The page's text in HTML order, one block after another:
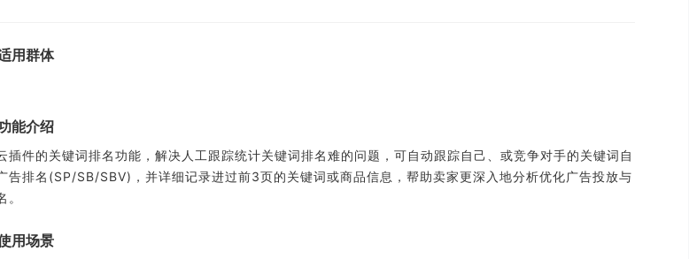
用群体
能介绍
插件的关键词排名功能，解决人工跟踪统计关键词排名难的问题，可自动跟踪自己、或竞争对手的关键词自
告排名(SP/SB/SBV)，并详细记录进过前3页的关键词或商品信息，帮助卖家更深入地分析优化广告投放与
。
用场景